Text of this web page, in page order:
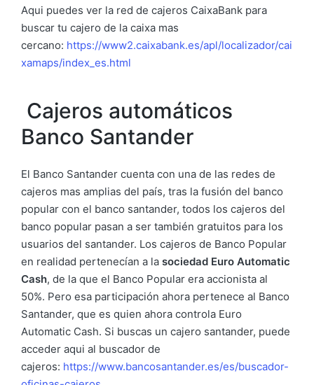
Aqui puedes ver la red de cajeros CaixaBank para
buscar tu cajero de la caixa mas
cercano: https://www2.caixabank.es/apl/localizador/cai
xamaps/index_es.html
Cajeros automáticos
Banco Santander
El Banco Santander cuenta con una de las redes de
cajeros mas amplias del país, tras la fusión del banco
popular con el banco santander, todos los cajeros del
banco popular pasan a ser también gratuitos para los
usuarios del santander. Los cajeros de Banco Popular
en realidad pertenecían a la sociedad Euro Automatic
Cash, de la que el Banco Popular era accionista al
50%. Pero esa participación ahora pertenece al Banco
Santander, que es quien ahora controla Euro
Automatic Cash. Si buscas un cajero santander, puede
acceder aqui al buscador de
cajeros: https://www.bancosantander.es/es/buscador-